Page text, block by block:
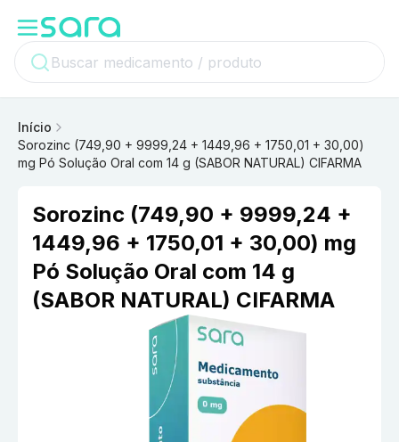
Início
Sorozinc (749,90 + 9999,24 + 1449,96 + 1750,01 + 30,00)
mg Pó Solução Oral com 14 g (SABOR NATURAL) CIFARMA
Sorozinc (749,90 + 9999,24 +
1449,96 + 1750,01 + 30,00) mg
Pó Solução Oral com 14 g
(SABOR NATURAL) CIFARMA